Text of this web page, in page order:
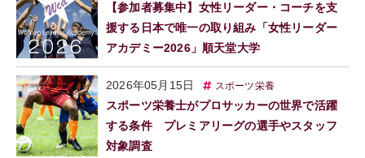
【参加者募集中】女性リーダー・コーチを支
援する日本で唯一の取り組み「女性リーダー
アカデミー2026」順天堂大学
2026年05月15日 スポーツ栄養
スポーツ栄養士がプロサッカーの世界で活躍
する条件 プレミアリーグの選手やスタッフ
対象調査